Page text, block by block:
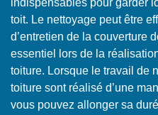
toit. Le nettoyage peut être
d’entretien de la couverture
essentiel lors de la
toiture. Lorsque le travail de
toiture sont réalisé d’une
vous pouvez allonger sa